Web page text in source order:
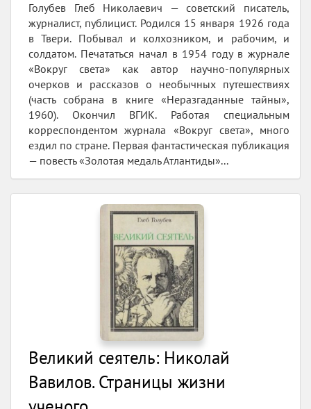
Голубев Глеб Николаевич — советский писатель,
журналист, публицист. Родился 15 января 1926 года
в Твери. Побывал и колхозником, и рабочим, и
солдатом. Печататься начал в 1954 году в журнале
«Вокруг света» как автор научно-популярных
очерков и рассказов о необычных путешествиях
(часть собрана в книге «Неразгаданные тайны»,
1960). Окончил ВГИК. Работая специальным
корреспондентом журнала «Вокруг света», много
ездил по стране. Первая фантастическая публикация
— повесть «Золотая медаль Атлантиды»...
Великий сеятель: Николай
Вавилов. Страницы жизни